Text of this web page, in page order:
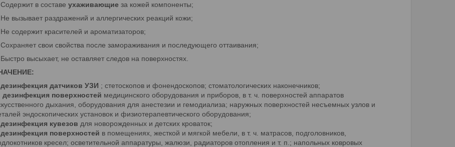
Содержит в составе ухаживающие за кожей компоненты;
Не вызывает раздражений и аллергических реакций кожи;
Не содержит красителей и ароматизаторов;
Сохраняет свои свойства после замораживания и последующего оттаивания;
Быстро высыхает, не оставляет следов на поверхностях.
дезинфекция датчиков УЗИ ; стетоскопов и фонендоскопов; стоматологических наконечников;
дезинфекция поверхностей медицинского оборудования и приборов, в т. ч. поверхностей аппаратов
дыхания, оборудования для анестезии и гемодиализа; наружных поверхностей несъемных узлов и
эндоскопических установок и физиотерапевтического оборудования;
дезинфекция кувезов для новорожденных и детских кроваток;
дезинфекция поверхностей в помещениях, жесткой и мягкой мебели, в т. ч. матрасов, подголовников,
кресел; осветительной аппаратуры, жалюзи, радиаторов отопления и т. п.; напольных ковровых